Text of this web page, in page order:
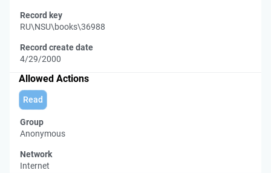
Record key
RU\NSU\books\36988
Record create date
4/29/2000
Allowed Actions
Read
Group
Anonymous
Network
Internet